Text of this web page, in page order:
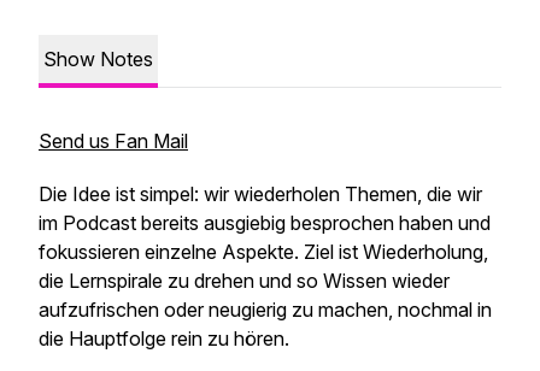
Show Notes
Send us Fan Mail
Die Idee ist simpel: wir wiederholen Themen, die wir
im Podcast bereits ausgiebig besprochen haben und
fokussieren einzelne Aspekte. Ziel ist Wiederholung,
die Lernspirale zu drehen und so Wissen wieder
aufzufrischen oder neugierig zu machen, nochmal in
die Hauptfolge rein zu hören.